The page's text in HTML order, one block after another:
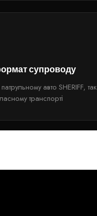
супроводу
авто SHERIFF, так
транспорті